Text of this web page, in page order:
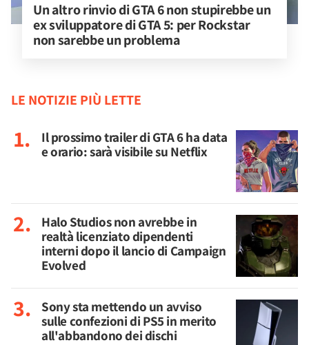
Un altro rinvio di GTA 6 non stupirebbe un
ex sviluppatore di GTA 5: per Rockstar
non sarebbe un problema
LE NOTIZIE PIÙ LETTE
Il prossimo trailer di GTA 6 ha data
e orario: sarà visibile su Netflix
Halo Studios non avrebbe in
realtà licenziato dipendenti
interni dopo il lancio di Campaign
Evolved
Sony sta mettendo un avviso
sulle confezioni di PS5 in merito
all'abbandono dei dischi